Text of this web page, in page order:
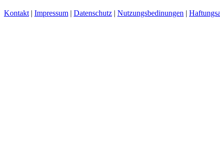
Kontakt | Impressum | Datenschutz | Nutzungsbedinungen |